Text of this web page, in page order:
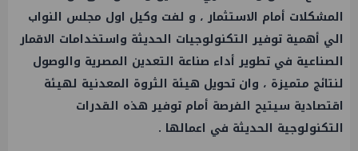
المشكلات أمام الاستثمار ، و لفت وكيل اول مجلس النواب
الي أهمية توفير التكنولوجيات الحديثة واستخدامات الاقمار
الصناعية في تطوير أداء صناعة التعدين المصرية والوصول
لنتائج متميزة ، وان تحويل هيئة الثروة المعدنية لهيئة
اقتصادية سيتيح الفرصة أمام توفير هذه القدرات
التكنولوجية الحديثة في اعمالها .